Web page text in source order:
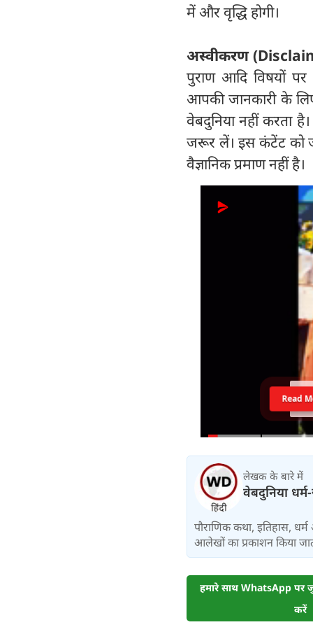
में और वृद्धि होगी।
अस्वीकरण
पुराण आदि विषयों पर
आपकी जानकारी के
वेबदुनिया नहीं करता
जरूर लें। इस कंटेंट को
वैज्ञानिक प्रमाण नहीं है।
Read
लेखक के बारे में
वेबदुनिया
पौराणिक कथा, इतिहास,
आलेखों का प्रकाशन किया
हमारे साथ WhatsApp पर
करें